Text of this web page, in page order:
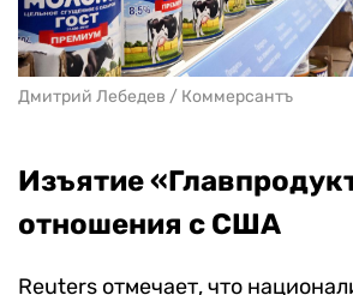
Дмитрий Лебедев / Коммерсантъ
Изъятие
отношения с США
Reuters отмечает, что